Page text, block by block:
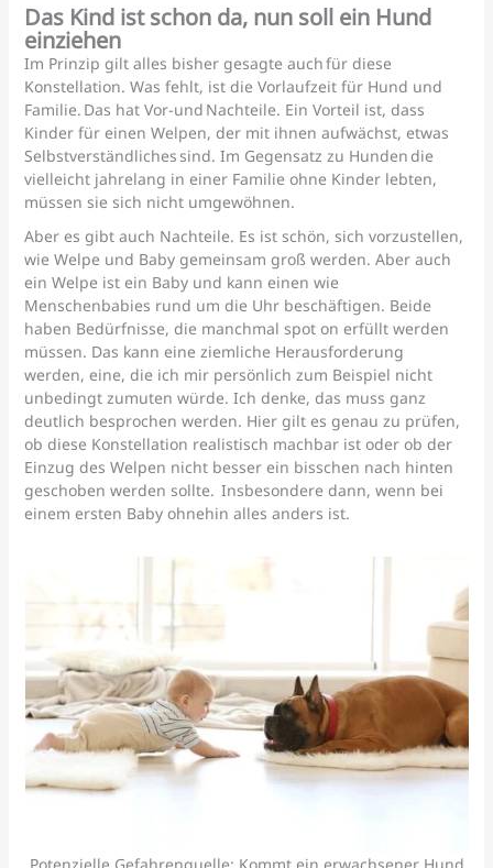
Das Kind ist schon da, nun soll ein Hund
einziehen
Im Prinzip gilt alles bisher gesagte auch für diese
Konstellation. Was fehlt, ist die Vorlaufzeit für Hund und
Familie. Das hat Vor-und Nachteile. Ein Vorteil ist, dass
Kinder für einen Welpen, der mit ihnen aufwächst, etwas
Selbstverständliches sind. Im Gegensatz zu Hunden die
vielleicht jahrelang in einer Familie ohne Kinder lebten,
müssen sie sich nicht umgewöhnen.
Aber es gibt auch Nachteile. Es ist schön, sich vorzustellen,
wie Welpe und Baby gemeinsam groß werden. Aber auch
ein Welpe ist ein Baby und kann einen wie
Menschenbabies rund um die Uhr beschäftigen. Beide
haben Bedürfnisse, die manchmal spot on erfüllt werden
müssen. Das kann eine ziemliche Herausforderung
werden, eine, die ich mir persönlich zum Beispiel nicht
unbedingt zumuten würde. Ich denke, das muss ganz
deutlich besprochen werden. Hier gilt es genau zu prüfen,
ob diese Konstellation realistisch machbar ist oder ob der
Einzug des Welpen nicht besser ein bisschen nach hinten
geschoben werden sollte. Insbesondere dann, wenn bei
einem ersten Baby ohnehin alles anders ist.